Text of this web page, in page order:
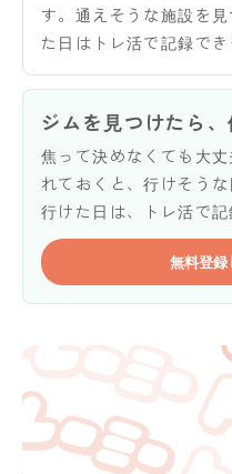
す。通えそうな施設を
た日はトレ活で記録でき
ジムを見つけたら、
焦って決めなくても大
れておくと、行けそう
行けた日は、トレ活で記
無料登録